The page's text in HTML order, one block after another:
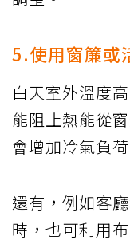
5.使用窗簾或
白天室外溫度
能阻止熱能從
會增加冷氣負
還有，例如客
時，也可利用